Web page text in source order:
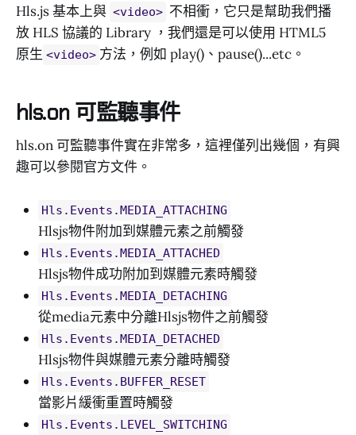
Hls.js 基本上與 <video> 不相衝，它只是幫助我們播
放 HLS 協議的 Library ，我們還是可以使用 HTML5
原生 <video> 方法，例如 play()、pause()...etc。
hls.on 可監聽事件
hls.on 可監聽事件實在非常多，這裡僅列出幾個，有興
趣可以參閱官方文件。
Hls.Events.MEDIA_ATTACHING
Hlsjs物件附加到媒體元素之前觸發
Hls.Events.MEDIA_ATTACHED
Hlsjs物件成功附加到媒體元素時觸發
Hls.Events.MEDIA_DETACHING
從media元素中分離Hlsjs物件之前觸發
Hls.Events.MEDIA_DETACHED
Hlsjs物件與媒體元素分離時觸發
Hls.Events.BUFFER_RESET
當影片緩衝重置時觸發
Hls.Events.LEVEL_SWITCHING